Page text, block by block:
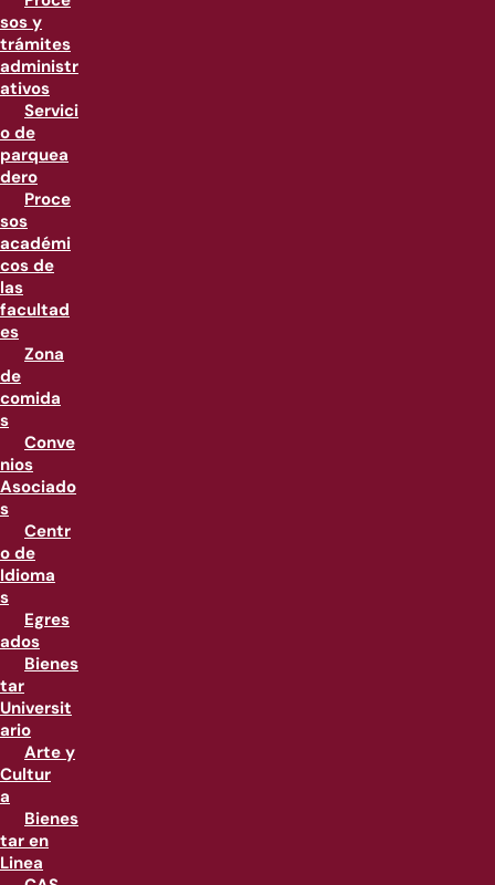
sos y
trámites
administr
ativos
Servici
o de
parquea
dero
Proce
sos
académi
cos de
las
facultad
es
Zona
de
comida
s
Conve
nios
Asociado
s
Centr
o de
Idioma
s
Egres
ados
Bienes
tar
Universit
ario
Arte y
Cultur
a
Bienes
tar en
Linea